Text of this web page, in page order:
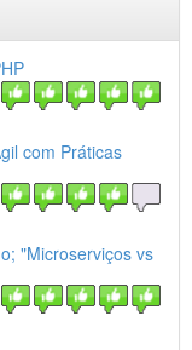
com Práticas
"Microserviços vs